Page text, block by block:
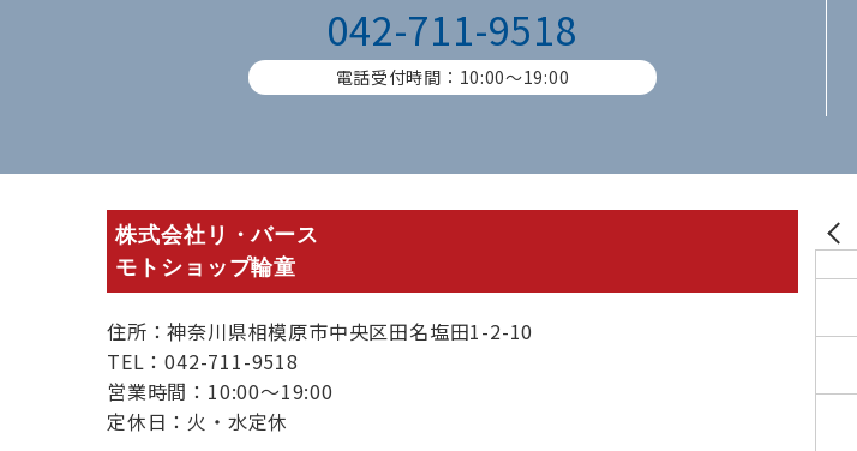
042-711-9518
電話受付時間：10:00〜19:00
株式会社リ・バース
モトショップ輪童
住所：神奈川県相模原市中央区田名塩田1-2-10
TEL：042-711-9518
営業時間：10:00～19:00
定休日：火・水定休